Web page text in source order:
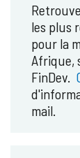
les plus
pour la
Afrique,
FinDev.
mail.